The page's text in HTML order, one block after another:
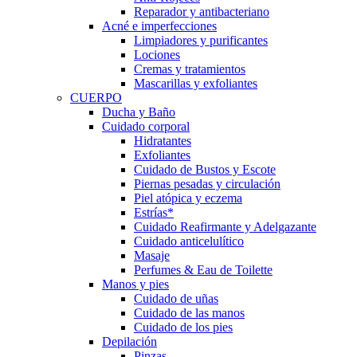
Reparador y antibacteriano
Acné e imperfecciones
Limpiadores y purificantes
Lociones
Cremas y tratamientos
Mascarillas y exfoliantes
CUERPO
Ducha y Baño
Cuidado corporal
Hidratantes
Exfoliantes
Cuidado de Bustos y Escote
Piernas pesadas y circulación
Piel atópica y eczema
Estrías*
Cuidado Reafirmante y Adelgazante
Cuidado anticelulítico
Masaje
Perfumes & Eau de Toilette
Manos y pies
Cuidado de uñas
Cuidado de las manos
Cuidado de los pies
Depilación